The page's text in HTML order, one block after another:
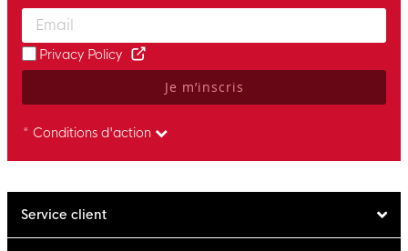
Enter your email and accept the privacy policy to subscribe to
Privacy Policy
Je m’inscris
* Conditions d'action
Service client